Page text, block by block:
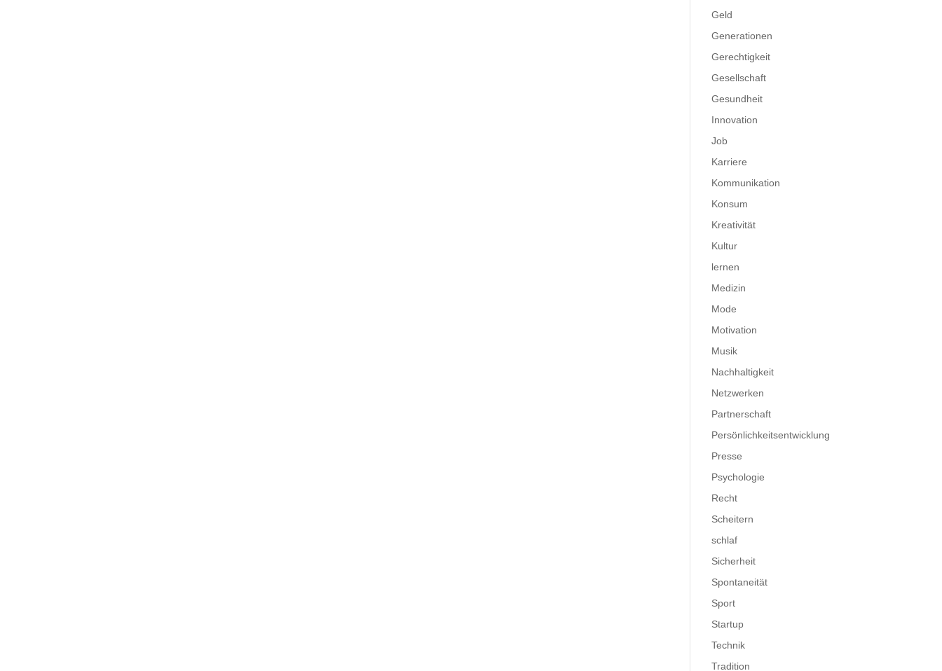
Geld
Generationen
Gerechtigkeit
Gesellschaft
Gesundheit
Innovation
Job
Karriere
Kommunikation
Konsum
Kreativität
Kultur
lernen
Medizin
Mode
Motivation
Musik
Nachhaltigkeit
Netzwerken
Partnerschaft
Persönlichkeitsentwicklung
Presse
Psychologie
Recht
Scheitern
schlaf
Sicherheit
Spontaneität
Sport
Startup
Technik
Tradition